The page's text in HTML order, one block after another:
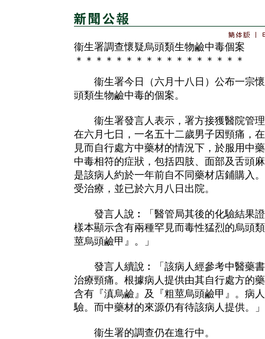
衞生署調查懷疑烏頭類生物鹼中毒個案
＊＊＊＊＊＊＊＊＊＊＊＊＊＊＊＊＊
衞生署今日（六月十八日）公布一宗懷
頭類生物鹼中毒的個案。
衞生署發言人表示，署方接獲醫院管理
在六月七日，一名五十二歲男子因頸痛，
見而自行處方中藥材的情況下，於服用中
中毒相符的症狀，包括四肢、面部及舌頭
是該病人約於一年前自不同藥材店鋪購入
受治療，並已於六月八日出院。
發言人說︰「醫管局其後的化驗結果證
樣本顯示含有兩種罕見而毒性猛烈的烏頭
莖烏頭鹼甲』。」
發言人續說︰「該病人經參考中醫藥書
治療頸痛。根據病人提供由其自行處方的
含有『滇烏鹼』及『粗莖烏頭鹼甲』。病
驗。而中藥材的來源仍有待該病人提供。」
衞生署的調查仍在進行中。